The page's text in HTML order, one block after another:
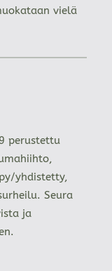
vielä
perustettu
yhdistetty,
Seura
ja